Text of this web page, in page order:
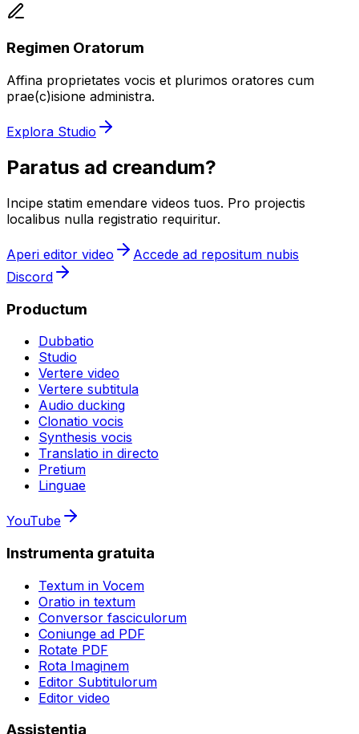
Regimen Oratorum
Affina proprietates vocis et plurimos oratores cum
prae(c)isione administra.
Explora Studio
Paratus ad creandum?
Incipe statim emendare videos tuos. Pro projectis
localibus nulla registratio requiritur.
Aperi editor video
Accede ad repositum nubis
Discord
Productum
Dubbatio
Studio
Vertere video
Vertere subtitula
Audio ducking
Clonatio vocis
Synthesis vocis
Translatio in directo
Pretium
Linguae
YouTube
Instrumenta gratuita
Textum in Vocem
Oratio in textum
Conversor fasciculorum
Coniunge ad PDF
Rotate PDF
Rota Imaginem
Editor Subtitulorum
Editor video
Assistentia